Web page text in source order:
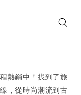
熱銷中！找到了旅
，從時尚潮流到古